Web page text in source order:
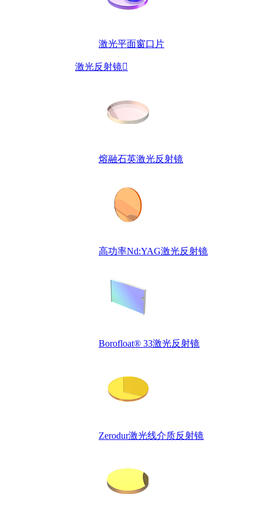
激光平面窗口片
激光反射镜
熔融石英激光反射镜
高功率Nd:YAG激光反射镜
Borofloat® 33激光反射镜
Zerodur激光线介质反射镜